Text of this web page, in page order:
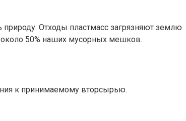
Отходы пластмасс загрязняют землю
около 50% наших мусорных мешков.
к принимаемому вторсырью.